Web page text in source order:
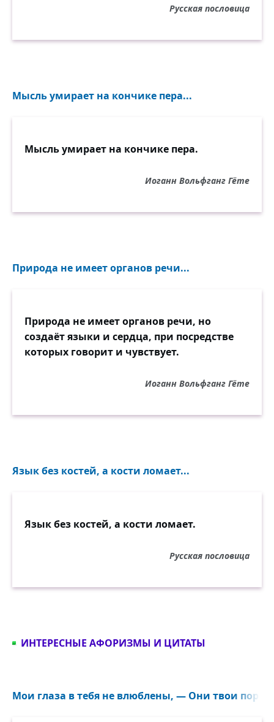
Русская пословица
Мысль умирает на кончике пера...
Мысль умирает на кончике пера.
Иоганн Вольфганг Гёте
Природа не имеет органов речи...
Природа не имеет органов речи, но
создаёт языки и сердца, при посредстве
которых говорит и чувствует.
Иоганн Вольфганг Гёте
Язык без костей, а кости ломает...
Язык без костей, а кости ломает.
Русская пословица
ИНТЕРЕСНЫЕ АФОРИЗМЫ И ЦИТАТЫ
Мои глаза в тебя не влюблены, — Они твои